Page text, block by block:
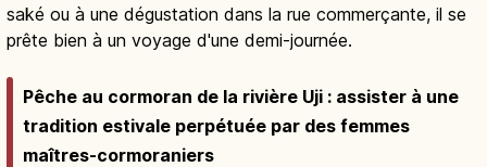
saké ou à une dégustation dans la rue commerçante, il se
prête bien à un voyage d'une demi-journée.
Pêche au cormoran de la rivière Uji : assister à une
tradition estivale perpétuée par des femmes
maîtres-cormoraniers